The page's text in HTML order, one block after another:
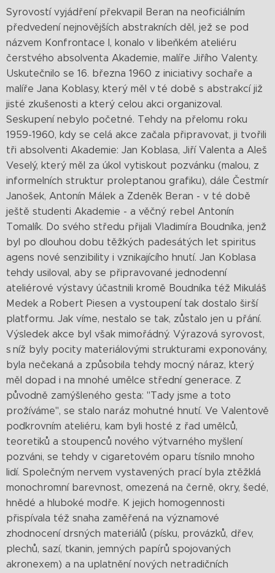
Syrovostí vyjádření překvapil Beran na neoficiálním
předvedení nejnovějších abstrakních děl, jež se pod
názvem Konfrontace I, konalo v libeňkém ateliéru
čerstvého absolventa Akademie, malíře Jiřího Valenty.
Uskutečnilo se 16. března 1960 z iniciativy sochaře a
malíře Jana Koblasy, který měl v té době s abstrakcí již
jisté zkušenosti a který celou akci organizoval.
Seskupení nebylo početné. Tehdy na přelomu roku
1959-1960, kdy se celá akce začala připravovat, ji tvořili
tři absolventi Akademie: Jan Koblasa, Jiří Valenta a Aleš
Veselý, který měl za úkol vytiskout pozvánku (malou, z
informelních struktur proleptanou grafiku), dále Čestmír
Janošek, Antonín Málek a Zdeněk Beran - v té době
ještě studenti Akademie - a věčný rebel Antonín
Tomalík. Do svého středu přijali Vladimíra Boudníka, jenž
byl po dlouhou dobu těžkých padesátých let spiritus
agens nové senzibility i vznikajícího hnutí. Jan Koblasa
tehdy usiloval, aby se připravované jednodenní
ateliérové výstavy účastnili kromě Boudníka též Mikuláš
Medek a Robert Piesen a vystoupení tak dostalo širší
platformu. Jak víme, nestalo se tak, zůstalo jen u přání.
Výsledek akce byl však mimořádný. Výrazová syrovost,
s níž byly pocity materiálovými strukturami exponovány,
byla nečekaná a způsobila tehdy mocný náraz, který
měl dopad i na mnohé umělce střední generace. Z
původně zamýšleného gesta: "Tady jsme a toto
prožíváme", se stalo naráz mohutné hnutí. Ve Valentově
podkrovním ateliéru, kam byli hosté z řad umělců,
teoretiků a stoupenců nového výtvarného myšlení
pozváni, se tehdy v cigaretovém oparu tísnilo mnoho
lidí. Společným nervem vystavených prací byla ztěžklá
monochromní barevnost, omezená na černě, okry, šedé,
hnědé a hluboké modře. K jejich homogennosti
přispívala též snaha zaměřená na významové
zhodnocení drsných materiálů (písku, provázků, dřev,
plechů, sazí, tkanin, jemných papírů spojovaných
akronexem) a na uplatnění nových netradičních